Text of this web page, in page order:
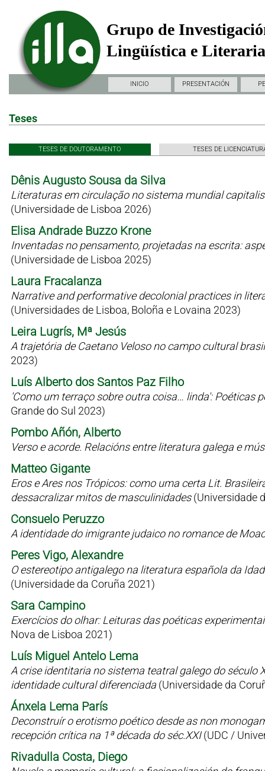
Grupo de
Lingüística e
INICIO PRESENTACIÓN
Teses
TESES DE DOUTORAMENTO TESES DE
Dênis Augusto Sousa da Silva
Literaturas em circulação no sistema mundial
(Universidade de Lisboa 2026)
Elisa Andrade Buzzo Krone
Inventadas no pensamento, projetadas na escrita:
(Universidade de Lisboa 2025)
Laura Fracalanza
Narrative and performative decolonial practices in
(Universidades de Lisboa, Boloña e Lovaina 2023)
Leira Lugrís, Mª Jesús
A trajetória de Caetano Veloso no campo cultural
2023)
Luís Alberto dos Santos Paz Filho
'Como um terraço sobre outra coisa… linda': Poéticas
Grande do Sul 2023)
Pombo Añón, Alberto
Verso e acorde. Relacións entre literatura galega e
Matteo Gigante
Eros e Ares nos Trópicos: como uma certa Lit.
dessacralizar mitos de masculinidades(Universidade
Consuelo Peruzzo
A identidade do imigrante judaico no romance de
Peres Vigo, Alexandre
O estereotipo antigalego na literatura española da
(Universidade da Coruña 2021)
Sara Campino
Exercícios do olhar: Leituras das poéticas
Nova de Lisboa 2021)
Luís Miguel Antelo Lema
A crise identitaria no sistema teatral galego do século
identidade cultural diferenciada (Universidade da
Ánxela Lema París
Deconstruír o erotismo poético desde as non
recepción crítica na 1ª década do séc.XXI(UDC /
Rivadulla Costa, Diego